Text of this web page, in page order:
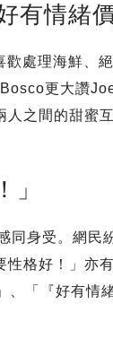
有情緒
處理海鮮、
更大讚
之間的甜蜜
同身受。網民
格好！」亦
「『好有情